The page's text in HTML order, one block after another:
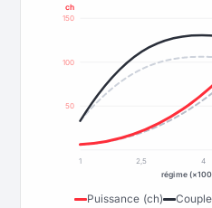
50
100
150
ch
1 2,5 4
régime
Puissance (ch)